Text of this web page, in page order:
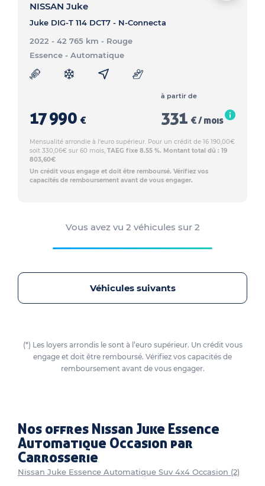
NISSAN Juke
Juke DIG-T 114 DCT7 - N-Connecta
2022 - 42 765 km - Rouge
Essence - Automatique
17 990 €
à partir de
331 € / mois
Mensualité arrondie à l'euro supérieur. Pour un crédit de 16 190,00€
soit 330,06€ sur 60 mois, TAEG fixe 8.55 %. Montant total dû : 19
803,60€
Un crédit vous engage et doit être remboursé. Vérifiez vos
capacités de remboursement avant de vous engager.
Vous avez vu 2 véhicules sur 2
Véhicules suivants
(*) Les loyers arrondis le sont à l’euro supérieur. Un crédit vous
engage et doit être remboursé. Vérifiez vos capacités de
remboursement avant de vous engager.
Nos offres Nissan Juke Essence
Automatique Occasion par
Carrosserie
Nissan Juke Essence Automatique Suv 4x4 Occasion (2)